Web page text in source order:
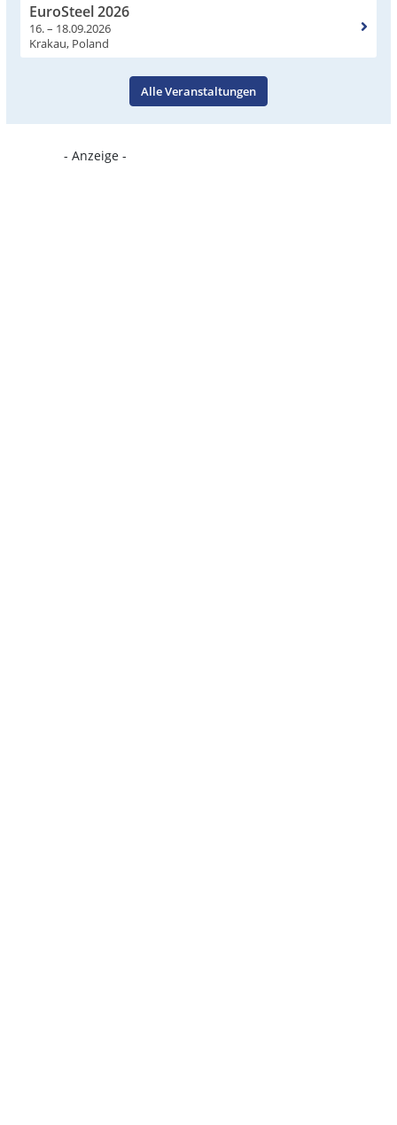
EuroSteel 2026
16. – 18.09.2026
Krakau, Poland
Alle Veranstaltungen
- Anzeige -